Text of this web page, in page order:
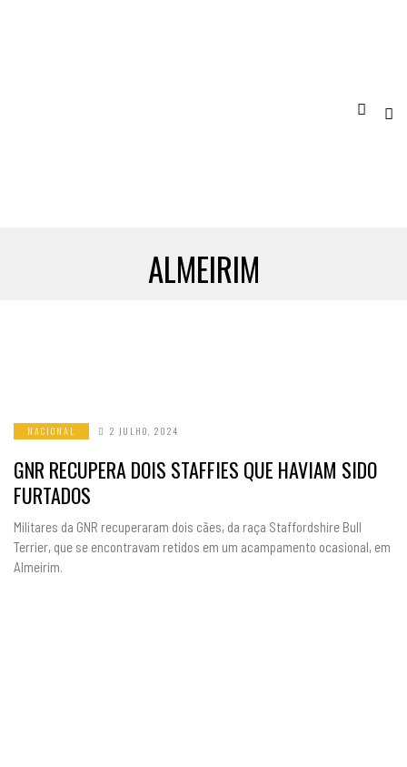
ALMEIRIM
NACIONAL 2 JULHO, 2024
GNR RECUPERA DOIS STAFFIES QUE HAVIAM SIDO
FURTADOS
Militares da GNR recuperaram dois cães, da raça Staffordshire Bull
Terrier, que se encontravam retidos em um acampamento ocasional, em
Almeirim.